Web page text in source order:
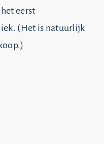
eerst
(Het is natuurlijk